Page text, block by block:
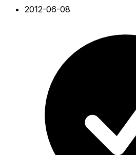
2012-06-08